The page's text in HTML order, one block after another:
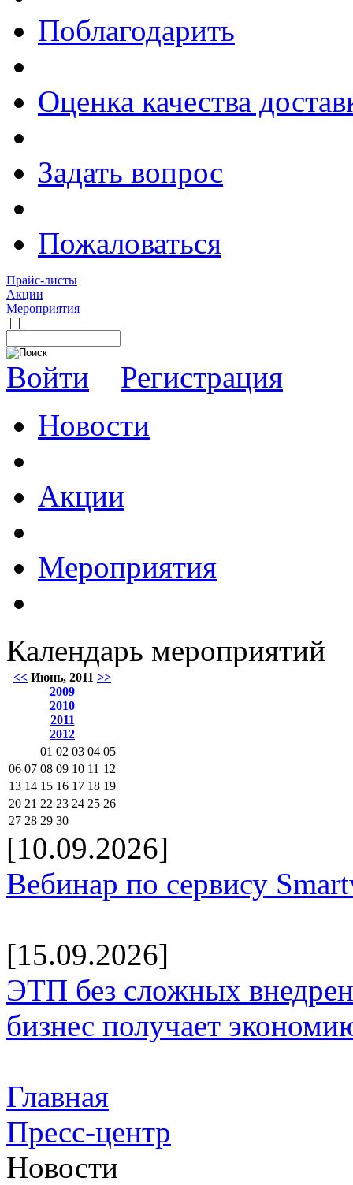
Поблагодарить
Оценка качества
Задать вопрос
Пожаловаться
Прайс-листы
Акции
Мероприятия
| |
Войти
Регистрация
Новости
Акции
Мероприятия
Календарь мероприятий
<< Июнь, 2011 >>
2009
2010
2011
2012
01 02 03 04 05
06 07 08 09 10 11 12
13 14 15 16 17 18 19
20 21 22 23 24 25 26
27 28 29 30
[10.09.2026]
Вебинар по сервису
[15.09.2026]
ЭТП без сложных
бизнес получает
Главная
Пресс-центр
Новости